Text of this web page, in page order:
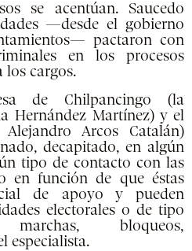
se acentúan. Saucedo
—desde el gobierno
pactaron con
en los procesos
los cargos.
de Chilpancingo (la
Hernández Martínez) y el
Arcos Catalán)
decapitado, en algún
tipo de contacto con las
en función de que éstas
de apoyo y pueden
electorales o de tipo
bloqueos,
especialista.